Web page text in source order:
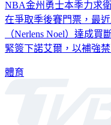
NBA金州勇士本季力求
在爭取季後賽門票，最
（Nerlens Noel）達成
緊簽下諾艾爾，以補強禁
體育